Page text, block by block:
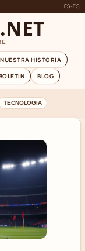
ES-ES
NUESTRA HISTORIA
BLOG
TECNOLOGIA